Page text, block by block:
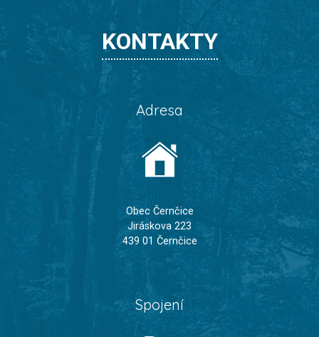
KONTAKTY
Adresa
Obec Černčice
Jiráskova 223
439 01 Černčice
Spojení